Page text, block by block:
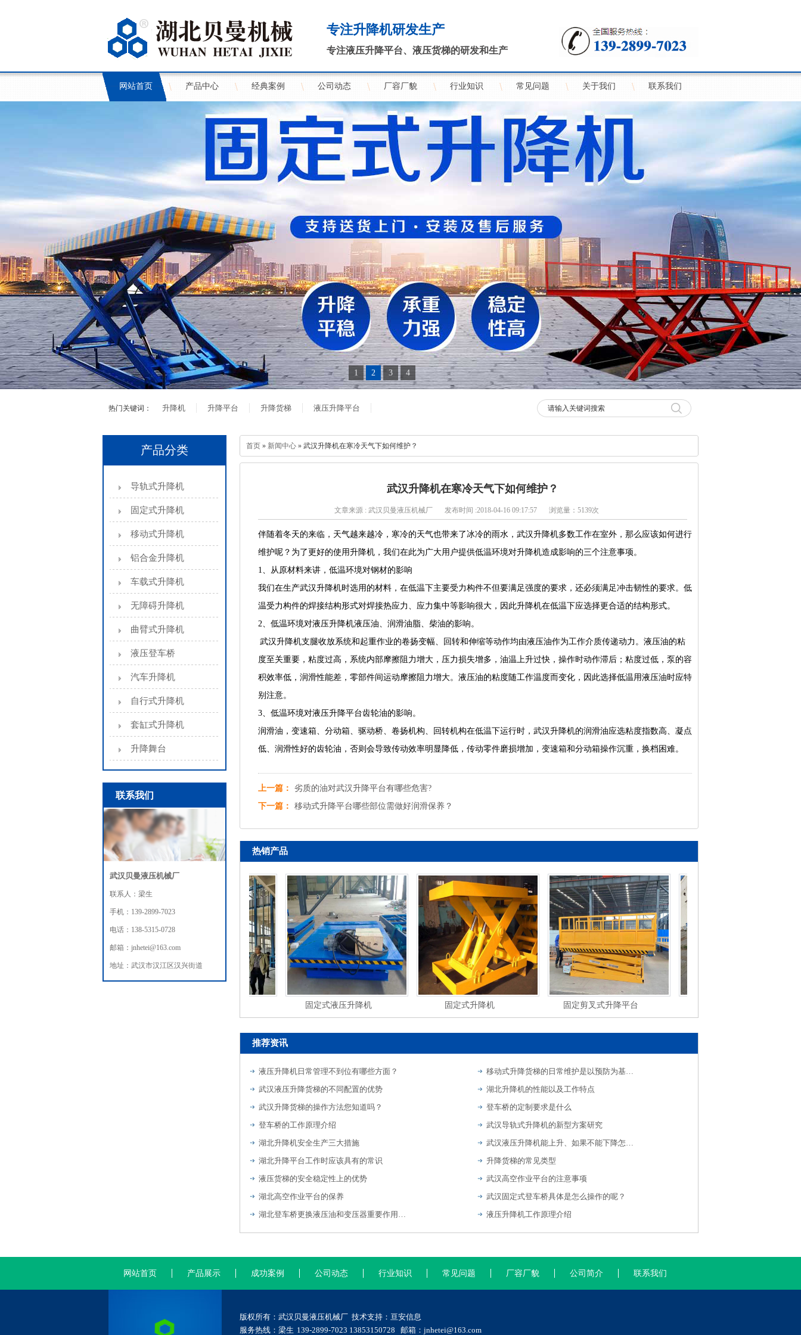
专注升降机研发生产
专注液压升降平台、液压货梯的研发和生产
网站首页 产品中心 经典案例 公司动态 厂容厂貌 行业知识 常见问题 关于我们 联系我们
1 2 3 4
热门关键词： 升降机 升降平台 升降货梯 液压升降平台
产品分类
导轨式升降机
固定式升降机
移动式升降机
铝合金升降机
车载式升降机
无障碍升降机
曲臂式升降机
液压登车桥
汽车升降机
自行式升降机
套缸式升降机
升降舞台
联系我们
武汉贝曼液压机械厂
联系人：梁生
手机：139-2899-7023
电话：138-5315-0728
邮箱：jnhetei@163.com
地址：武汉市汉江区汉兴街道
首页 » 新闻中心 » 武汉升降机在寒冷天气下如何维护？
武汉升降机在寒冷天气下如何维护？
文章来源 : 武汉贝曼液压机械厂 发布时间 :2018-04-16 09:17:57 浏览量：5139次
伴随着冬天的来临，天气越来越冷，寒冷的天气也带来了冰冷的雨水，武汉升降机多数工作在室外，那么应该如何进行
维护呢？为了更好的使用升降机，我们在此为广大用户提供低温环境对升降机造成影响的三个注意事项。
1、从原材料来讲，低温环境对钢材的影响
我们在生产武汉升降机时选用的材料，在低温下主要受力构件不但要满足强度的要求，还必须满足冲击韧性的要求。低
温受力构件的焊接结构形式对焊接热应力、应力集中等影响很大，因此升降机在低温下应选择更合适的结构形式。
2、低温环境对液压升降机液压油、润滑油脂、柴油的影响。
武汉升降机支腿收放系统和起重作业的卷扬变幅、回转和伸缩等动作均由液压油作为工作介质传递动力。液压油的粘
度至关重要，粘度过高，系统内部摩擦阻力增大，压力损失增多，油温上升过快，操作时动作滞后；粘度过低，泵的容
积效率低，润滑性能差，零部件间运动摩擦阻力增大。液压油的粘度随工作温度而变化，因此选择低温用液压油时应特
别注意。
3、低温环境对液压升降平台齿轮油的影响。
润滑油，变速箱、分动箱、驱动桥、卷扬机构、回转机构在低温下运行时，武汉升降机的润滑油应选粘度指数高、凝点
低、润滑性好的齿轮油，否则会导致传动效率明显降低，传动零件磨损增加，变速箱和分动箱操作沉重，换档困难。
上一篇：
劣质的油对武汉升降平台有哪些危害?
下一篇：
移动式升降平台哪些部位需做好润滑保养？
热销产品
固定式液压升降机 固定式升降机 固定剪叉式升降平台
推荐资讯
液压升降机日常管理不到位有哪些方面？
移动式升降货梯的日常维护是以预防为基础的
武汉液压升降货梯的不同配置的优势
湖北升降机的性能以及工作特点
武汉升降货梯的操作方法您知道吗？
登车桥的定制要求是什么
登车桥的工作原理介绍
武汉导轨式升降机的新型方案研究
湖北升降机安全生产三大措施
武汉液压升降机能上升、如果不能下降怎么办？
湖北升降平台工作时应该具有的常识
升降货梯的常见类型
液压货梯的安全稳定性上的优势
武汉高空作业平台的注意事项
湖北高空作业平台的保养
武汉固定式登车桥具体是怎么操作的呢？
湖北登车桥更换液压油和变压器重要作用是什么？
液压升降机工作原理介绍
网站首页 产品展示 成功案例 公司动态 行业知识 常见问题 厂容厂貌 公司简介 联系我们
版权所有：武汉贝曼液压机械厂 技术支持： 亘安信息
服务热线：梁生 139-2899-7023 13853150728 邮箱：jnhetei@163.com